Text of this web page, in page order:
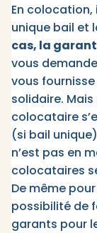
En colocation,
unique bail et
cas, la
vous
vous
solidaire.
colocataire
(si bail
n’est pas en
colocataires
De même
possibilité de
garants pour